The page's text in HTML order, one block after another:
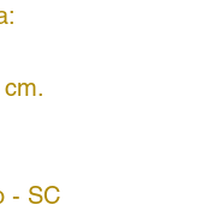
- SC